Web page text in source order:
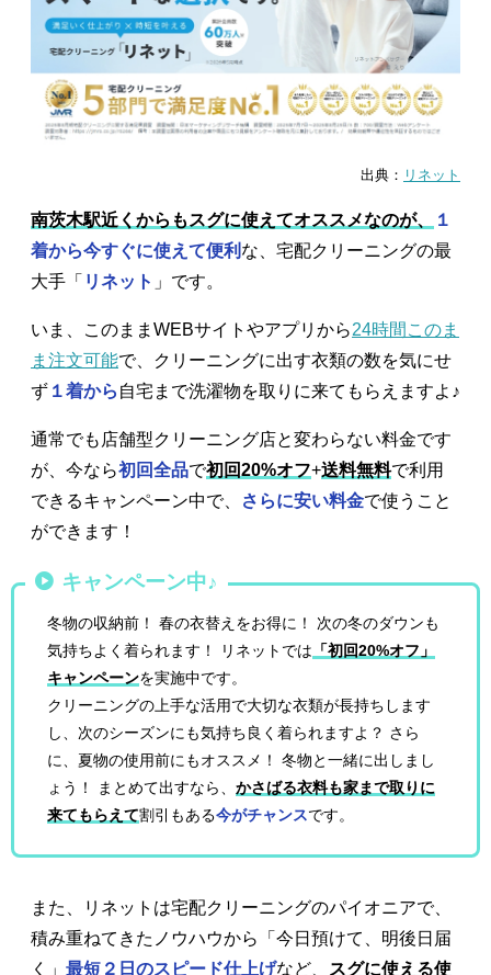
出典： リネット
南茨木駅近くからもスグに使えてオススメなのが、
１
着から今すぐに使えて便利 な、宅配クリーニングの最
大手「 リネット 」です。
いま、このままWEBサイトやアプリから24時間このま
ま注文可能で、クリーニングに出す衣類の数を気にせ
ず １着から 自宅まで洗濯物を取りに来てもらえますよ♪
通常でも店舗型クリーニング店と変わらない料金です
が、今なら初回全品で初回20%オフ+送料無料で利用
できるキャンペーン中で、
さらに安い料金で使うこと
ができます！
キャンペーン中♪
冬物の収納前！ 春の衣替えをお得に！ 次の冬のダウンも
気持ちよく着られます！ リネットでは 「初回20%オフ」
キャンペーンを実施中です。
クリーニングの上手な活用で大切な衣類が長持ちします
し、次のシーズンにも気持ち良く着られますよ？ さら
に、夏物の使用前にもオススメ！ 冬物と一緒に出しまし
ょう！ まとめて出すなら、かさばる衣料も家まで取りに
来てもらえて割引もある今がチャンスです。
また、リネットは宅配クリーニングのパイオニアで、
積み重ねてきたノウハウから「今日預けて、明後日届
く」 最短２日のスピード仕上げなど、
スグに使える使